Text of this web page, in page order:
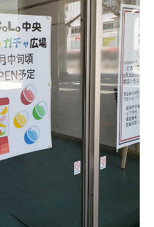
魚沼・南魚沼・湯沢
・糸魚川
フトビール
暑気払い
売りセール